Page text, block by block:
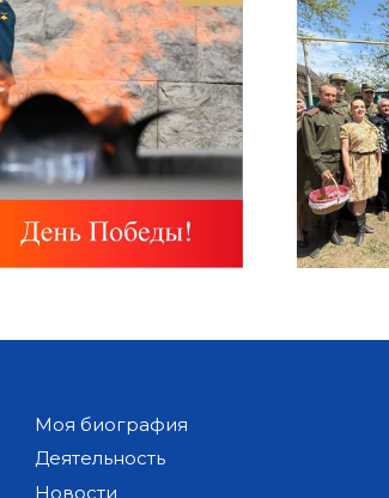
Моя биография
Деятельность
Новости